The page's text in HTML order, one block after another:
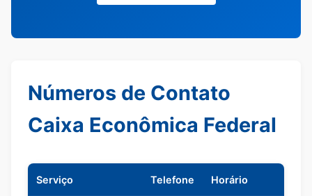
Números de Contato
Caixa Econômica Federal
Serviço Telefone Horário